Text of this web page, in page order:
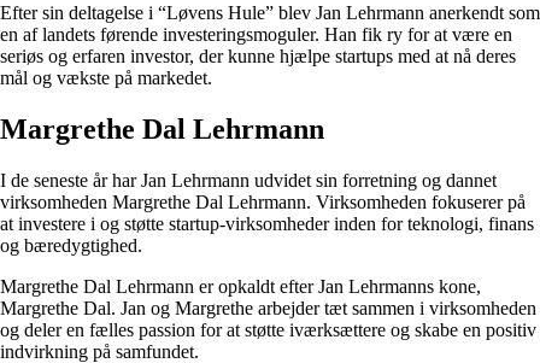
Efter sin deltagelse i “Løvens Hule” blev Jan Lehrmann anerkendt som
en af landets førende investeringsmoguler. Han fik ry for at være en
seriøs og erfaren investor, der kunne hjælpe startups med at nå deres
mål og vækste på markedet.
Margrethe Dal Lehrmann
I de seneste år har Jan Lehrmann udvidet sin forretning og dannet
virksomheden Margrethe Dal Lehrmann. Virksomheden fokuserer på
at investere i og støtte startup-virksomheder inden for teknologi, finans
og bæredygtighed.
Margrethe Dal Lehrmann er opkaldt efter Jan Lehrmanns kone,
Margrethe Dal. Jan og Margrethe arbejder tæt sammen i virksomheden
og deler en fælles passion for at støtte iværksættere og skabe en positiv
indvirkning på samfundet.